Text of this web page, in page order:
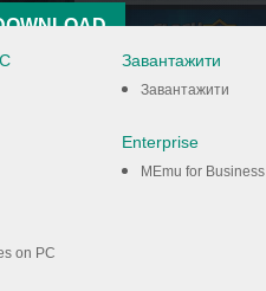
on PC
Завантажити
Завантажити
Enterprise
MEmu for Business